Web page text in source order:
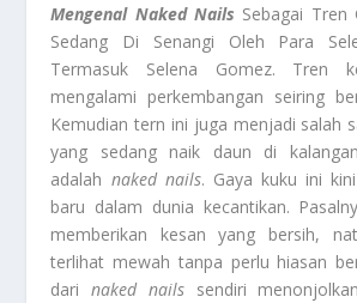
Mengenal Naked Nails Sebagai Tren
Sedang Di Senangi Oleh Para
Termasuk Selena Gomez. Tren
mengalami perkembangan seiring
Kemudian tern ini juga menjadi salah
yang sedang naik daun di
adalah naked nails. Gaya kuku ini
baru dalam dunia kecantikan.
memberikan kesan yang bersih,
terlihat mewah tanpa perlu hiasan
darinaked nailssendiri